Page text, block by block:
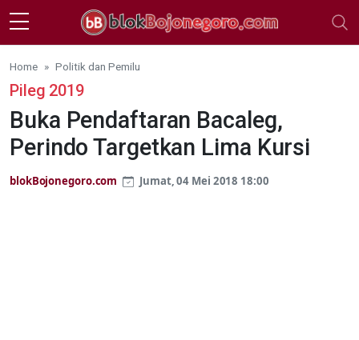
Skip to main content
Home Politik dan Pemilu
Pileg 2019
Buka Pendaftaran Bacaleg,
Perindo Targetkan Lima Kursi
blokBojonegoro.com Jumat, 04 Mei 2018 18:00